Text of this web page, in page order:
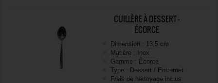
CUILLÈRE À DESSERT -
ÉCORCE
Dimension : 13,5 cm
Matière : Inox
Gamme : Écorce
Type : Dessert / Entremet
Frais de nettoyage inclus